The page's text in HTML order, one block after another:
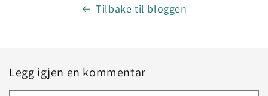
Tilbake til bloggen
Legg igjen en kommentar